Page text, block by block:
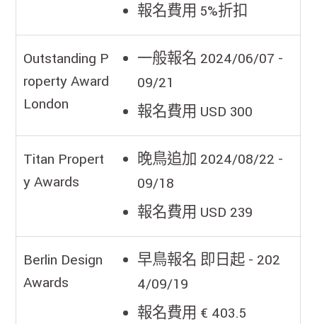
報名費用 5%折扣
Outstanding P
roperty Award
London
一般報名 2024/06/07 -
09/21
報名費用 USD 300
Titan Propert
y Awards
晚鳥追加 2024/08/22 -
09/18
報名費用 USD 239
Berlin Design
Awards
早鳥報名 即日起 - 202
4/09/19
報名費用 € 403.5